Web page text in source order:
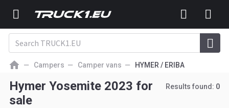
Campers Camper vans HYMER / ERIBA
Hymer Yosemite 2023 for
sale
Results found: 0